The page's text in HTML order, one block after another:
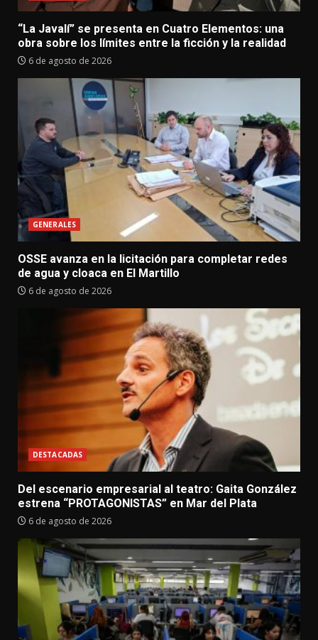
“La Javalí” se presenta en Cuatro Elementos: una
obra sobre los límites entre la ficción y la realidad
6 de agosto de 2026
GENERALES
OSSE avanza en la licitación para completar redes
de agua y cloaca en El Martillo
6 de agosto de 2026
DESTACADAS
Del escenario empresarial al teatro: Gaita González
estrena “PROTAGONISTAS” en Mar del Plata
6 de agosto de 2026